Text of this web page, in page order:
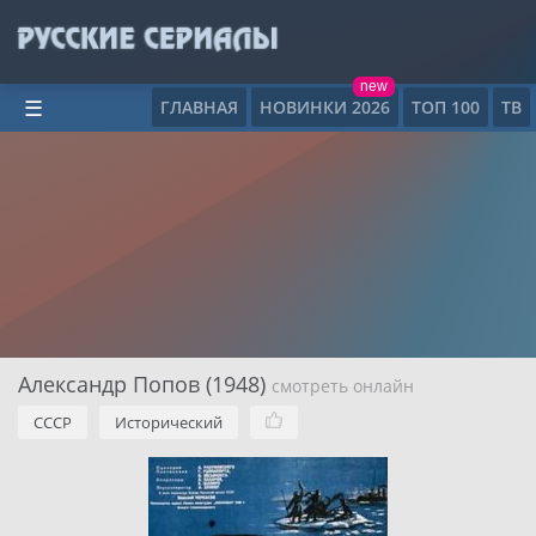
ГЛАВНАЯ НОВИНКИ 2026
new
ТОП 100 ТВ
☰
Александр Попов (1948) смотреть онлайн
СССР Исторический